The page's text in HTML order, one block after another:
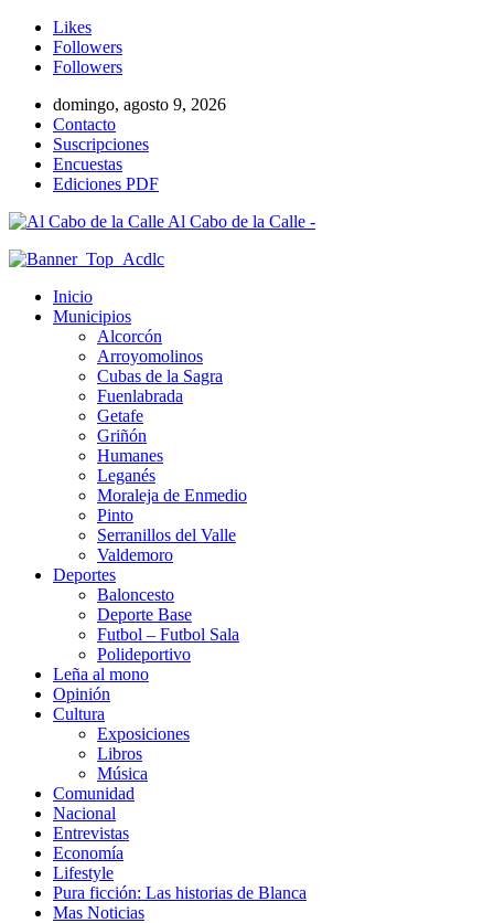
Likes
Followers
Followers
domingo, agosto 9, 2026
Contacto
Suscripciones
Encuestas
Ediciones PDF
Al Cabo de la Calle -
Inicio
Municipios
Alcorcón
Arroyomolinos
Cubas de la Sagra
Fuenlabrada
Getafe
Griñón
Humanes
Leganés
Moraleja de Enmedio
Pinto
Serranillos del Valle
Valdemoro
Deportes
Baloncesto
Deporte Base
Futbol – Futbol Sala
Polideportivo
Leña al mono
Opinión
Cultura
Exposiciones
Libros
Música
Comunidad
Nacional
Entrevistas
Economía
Lifestyle
Pura ficción: Las historias de Blanca
Mas Noticias